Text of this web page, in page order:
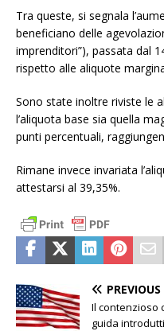
Tra queste, si segnala
beneficiano delle
imprenditori”), passata dal
rispetto alle aliquote
Sono state inoltre riviste le
l’aliquota base sia quella
punti percentuali,
Rimane invece invariata
attestarsi al 39,35%.
PREVIOUS
Il contenzioso
guida